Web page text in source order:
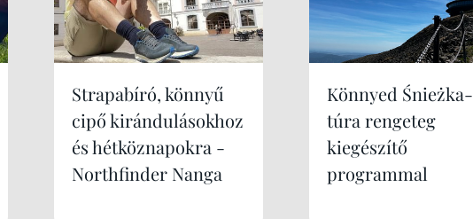
Strapabíró, könnyű
cipő kirándulásokhoz
és hétköznapokra -
Northfinder Nanga
Könnyed Śnieżka-
túra rengeteg
kiegészítő
programmal